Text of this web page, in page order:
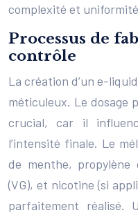
complexité et
Processus de
contrôle
La création d’un e-
méticuleux. Le dosage
crucial, car il
l’intensité finale. Le
de menthe, propylène
(VG), et nicotine (si
parfaitement réalisé.